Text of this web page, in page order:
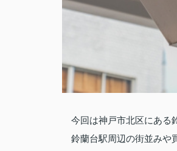
今回は神戸市北区にある
鈴蘭台駅周辺の街並みや